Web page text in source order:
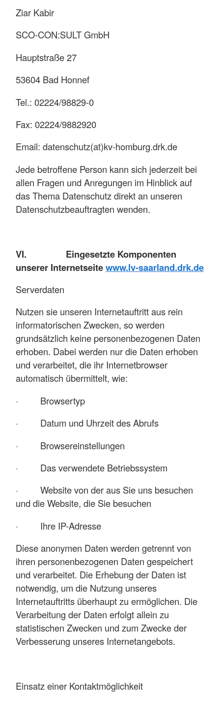
Ziar Kabir
SCO-CON:SULT GmbH
Hauptstraße 27
53604 Bad Honnef
Tel.: 02224/98829-0
Fax: 02224/9882920
Email: datenschutz(at)kv-homburg.drk.de
Jede betroffene Person kann sich jederzeit bei
allen Fragen und Anregungen im Hinblick auf
das Thema Datenschutz direkt an unseren
Datenschutzbeauftragten wenden.
VI. Eingesetzte Komponenten
unserer Internetseitewww.lv-saarland.drk.de
Serverdaten
Nutzen sie unseren Internetauftritt aus rein
informatorischen Zwecken, so werden
grundsätzlich keine personenbezogenen Daten
erhoben. Dabei werden nur die Daten erhoben
und verarbeitet, die ihr Internetbrowser
automatisch übermittelt, wie:
· Browsertyp
· Datum und Uhrzeit des Abrufs
· Browsereinstellungen
· Das verwendete Betriebssystem
· Website von der aus Sie uns besuchen
und die Website, die Sie besuchen
· Ihre IP-Adresse
Diese anonymen Daten werden getrennt von
ihren personenbezogenen Daten gespeichert
und verarbeitet. Die Erhebung der Daten ist
notwendig, um die Nutzung unseres
Internetauftritts überhaupt zu ermöglichen. Die
Verarbeitung der Daten erfolgt allein zu
statistischen Zwecken und zum Zwecke der
Verbesserung unseres Internetangebots.
Einsatz einer Kontaktmöglichkeit